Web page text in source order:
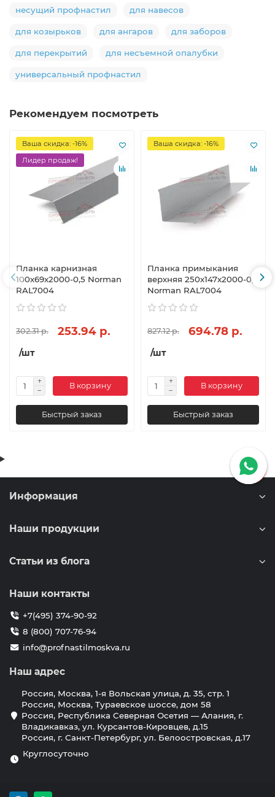
несущий профнастил для навесов
для козырьков для ангаров для заборов
для перекрытий для несъемной опалубки
универсальный профнастил
Рекомендуем посмотреть
Ваша скидка: -16%
Лидер продаж!
Планка карнизная
100х69х2000-0,5 Norman
RAL7004
302.31 р. 253.94 р.
/шт
В корзину
Быстрый заказ
Ваша скидка: -16%
Планка примыкания
верхняя 250х147х2000-0,5
Norman RAL7004
827.12 р. 694.78 р.
/шт
В корзину
Быстрый заказ
Информация
Наши продукции
Статьи из блога
Наши контакты
+7(495) 374-90-92
8 (800) 707-76-94
info@profnastilmoskva.ru
Наш адрес
Россия, Москва, 1-я Вольская улица, д. 35, стр. 1
Россия, Москва, Тураевское шоссе, дом 58
Россия, Республика Северная Осетия — Алания, г.
Владикавказ, ул. Курсантов-Кировцев, д.15
Россия, г. Санкт-Петербург, ул. Белоостровская, д.17
Круглосуточно